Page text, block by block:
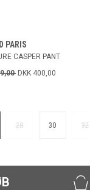
PARIS
CASPER PANT
DKK 400,00
28 30 32